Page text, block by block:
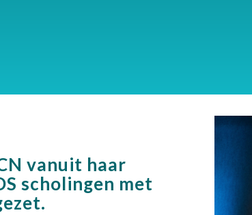
vanuit haar
scholingen met